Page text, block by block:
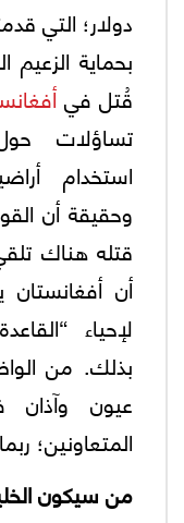
دولار؛ التي
بحماية
قُتل في
تساؤلات
استخدام
وحقيقة أن
قتله هناك
أن
لإحياء
بذلك. من
عيون وآذان
المتعاونين؛
من سيكون